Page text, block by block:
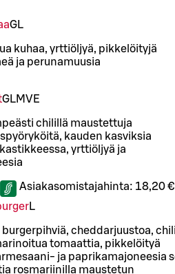
GL
kuhaa, yrttiöljyä, pikkelöityjä
ja perunamuusia
GLMVE
chilillä maustettuja
kauden kasviksia
yrttiöljyä ja
Asiakasomistajahinta: 18,20 €
L
cheddarjuustoa,
tomaattia, pikkelöityä
ja paprikamajoneesia
rosmariinilla maustetun